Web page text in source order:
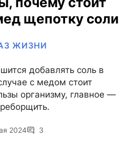
щепотку соли
ЖИЗНИ
добавлять соль в
с медом стоит
организму, главное —
2024 3